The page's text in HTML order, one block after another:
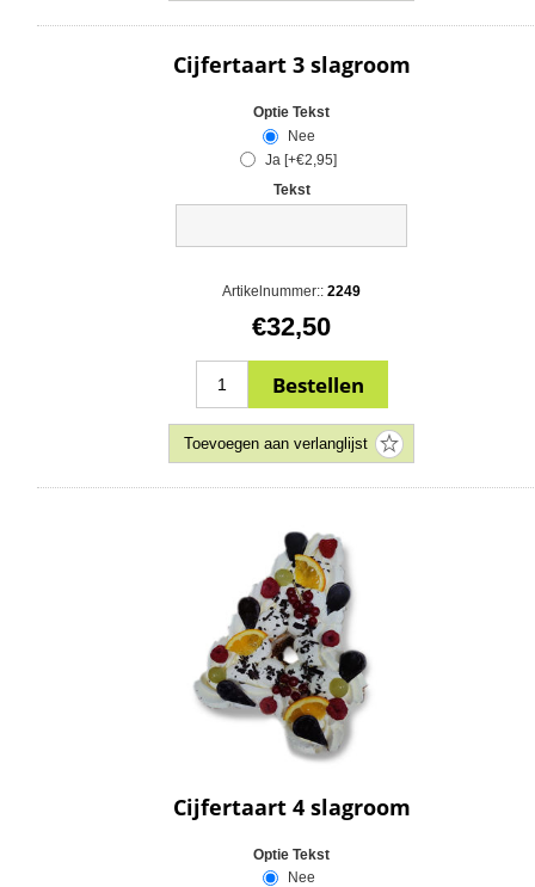
Cijfertaart 3 slagroom
Optie Tekst
Nee
Ja [+€2,95]
Tekst
Artikelnummer:: 2249
€32,50
Cijfertaart 4 slagroom
Optie Tekst
Nee